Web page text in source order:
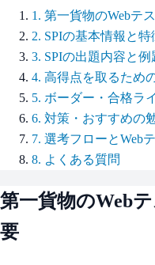
1 . 第一貨物のWebテ
2. SPIの基本情報と特
3. SPIの出題内容と例
4. 高得点を取るため
5. ボーダー・合格ラ
6. 対策・おすすめの
7. 選考フローとWeb
8. よくある質問
第一貨物のWeb
要